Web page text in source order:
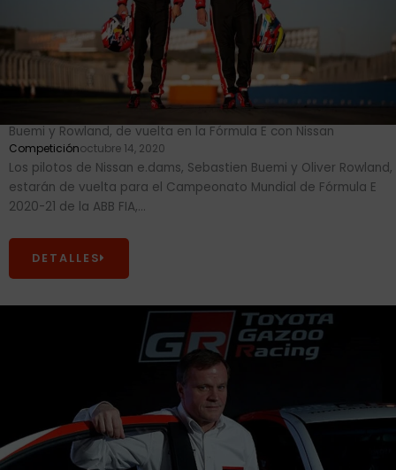
Buemi y Rowland, de vuelta en la Fórmula E con Nissan
Competiciónoctubre 14, 2020
Los pilotos de Nissan e.dams, Sebastien Buemi y Oliver Rowland,
estarán de vuelta para el Campeonato Mundial de Fórmula E
2020-21 de la ABB FIA,...
DETALLES